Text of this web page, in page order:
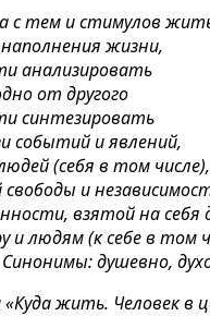
с тем и стимулов
жизни,
анализировать
от другого
синтезировать
событий и явлений,
(себя в том
и
взятой на себя
и людям (к себе в том
душевно,
«Куда жить. Человек в